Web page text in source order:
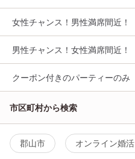
女性チャンス！男性満席間近！
男性チャンス！女性満席間近！
クーポン付きのパーティーのみ
市区町村から検索
郡山市 オンライン婚活